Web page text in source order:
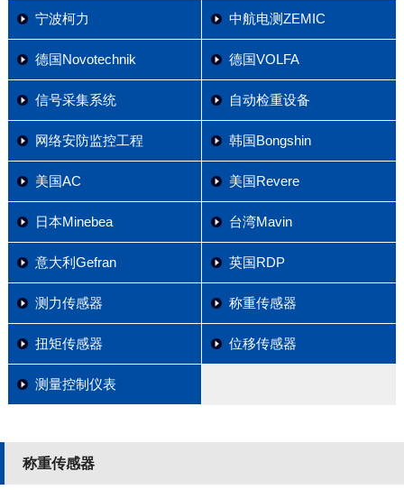
宁波柯力 中航电测ZEMIC
德国Novotechnik 德国VOLFA
信号采集系统 自动检重设备
网络安防监控工程 韩国Bongshin
美国AC 美国Revere
日本Minebea 台湾Mavin
意大利Gefran 英国RDP
测力传感器 称重传感器
扭矩传感器 位移传感器
测量控制仪表
称重传感器